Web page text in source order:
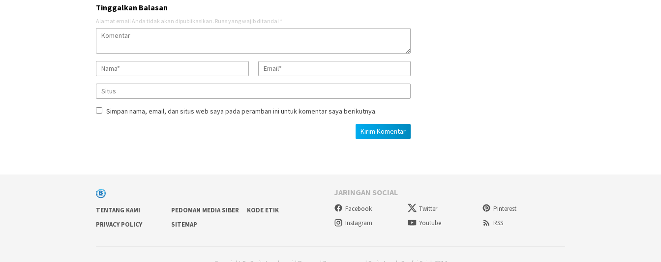
Tinggalkan Balasan
Alamat email Anda tidak akan dipublikasikan. Ruas yang wajib ditandai *
Simpan nama, email, dan situs web saya pada peramban ini untuk komentar saya berikutnya.
TENTANG KAMI PEDOMAN MEDIA SIBER
KODE ETIK
PRIVACY POLICY
SITEMAP
JARINGAN SOCIAL
Facebook Twitter
Pinterest
Instagram
Youtube RSS